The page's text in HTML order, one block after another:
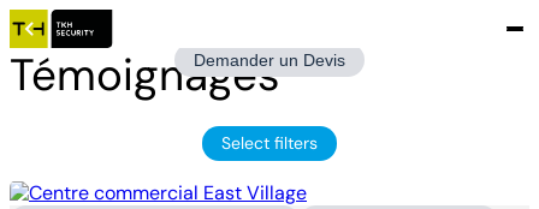
Témoignages
Select filters
Demander un Devis